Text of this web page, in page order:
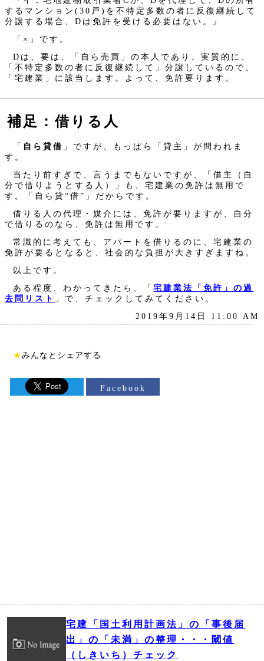
するマンション(30戸)を不特定多数の者に反復継続して
分譲する場合、Dは免許を受ける必要はない。』
「×」です。
Dは、要は、「自ら売買」の本人であり、実質的に、
「不特定多数の者に反復継続して」分譲しているので、
「宅建業」に該当します。よって、免許要ります。
補足：借りる人
「 自ら貸借 」ですが、もっぱら「貸主」が問われま
す。
当たり前すぎで、言うまでもないですが、「借主（自
分で借りようとする人）」も、宅建業の免許は無用で
す。「自ら貸“借”」だからです。
借りる人の代理・媒介には、免許が要りますが、自分
で借りるのなら、免許は無用です。
常識的に考えても、アパートを借りるのに、宅建業の
免許が要るとなると、社会的な負担が大きすぎますね。
以上です。
ある程度、わかってきたら、「宅建業法「免許」の過
去問リスト
」で、チェックしてみてください。
2019年9月14日 11:00 AM
★みんなとシェアする
Facebook
宅建「国土利用計画法」の「事後届
出」の「未満」の整理・・・閾値
（しきいち）チェック